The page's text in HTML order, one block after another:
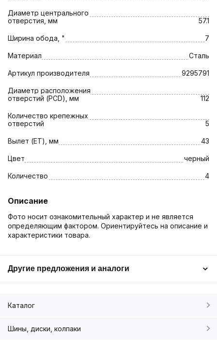
Диаметр центрального
отверстия, мм
57.1
Ширина обода, " 7
Материал Сталь
Артикул производителя 9295791
Диаметр расположения
отверстий (PCD), мм
112
Количество крепежных
отверстий
5
Вылет (ET), мм 43
Цвет черный
Количество 4
Описание
Фото носит ознакомительный характер и не является
определяющим фактором. Ориентируйтесь на описание и
характеристики товара.
Другие предложения и аналоги
Каталог
Шины, диски, колпаки